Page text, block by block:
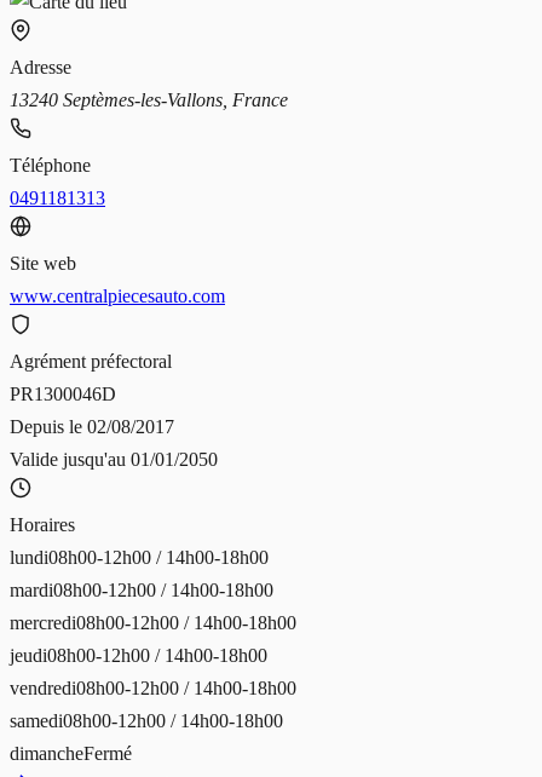
Adresse
13240 Septèmes-les-Vallons, France
Téléphone
0491181313
Site web
www.centralpiecesauto.com
Agrément préfectoral
PR1300046D
Depuis le 02/08/2017
Valide jusqu'au 01/01/2050
Horaires
lundi08h00-12h00 / 14h00-18h00
mardi08h00-12h00 / 14h00-18h00
mercredi08h00-12h00 / 14h00-18h00
jeudi08h00-12h00 / 14h00-18h00
vendredi08h00-12h00 / 14h00-18h00
samedi08h00-12h00 / 14h00-18h00
dimancheFermé